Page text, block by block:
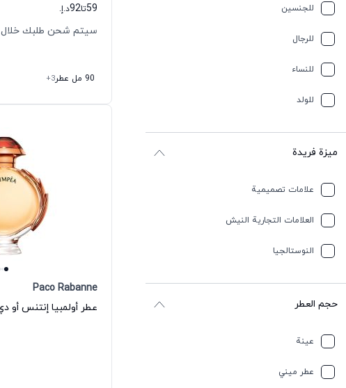
للجنسين
للرجال
للنساء
للولد
ميزة فريدة
علامات تصميمية
العلامات التجارية النيش
النوستالجيا
حجم العطر
عينة
عطر ميني
59تا92د.إ.
سيتم شحن طلبك خلال 2 يوم عمل
90 مل عطر +3
Paco Rabanne